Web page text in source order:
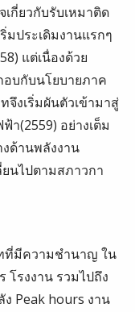
เกี่ยวกับรับเหมาติด
มประเดิมงานแรกๆ
แต่เนื่องด้วย
บกับนโยบายภาค
จึงเริ่มผันตัวเข้ามาสู่
า(2559) อย่างเต็ม
ด้านพลังงาน
นไปตามสภาวกา
มีความชำนาญ ใน
โรงงาน รวมไปถึง
Peak hours งาน